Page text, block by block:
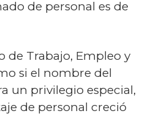
de personal es de
de Trabajo, Empleo y
si el nombre del
un privilegio especial,
de personal creció